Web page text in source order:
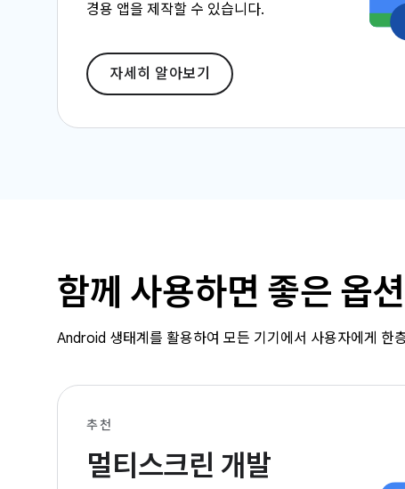
경용 앱을 제작할 수 있습니다.
자세히 알아보기
함께 사용하면 좋은 옵션
Android 생태계를 활용하여 모든 기기에서 사용자에게 한
추천
멀티스크린 개발